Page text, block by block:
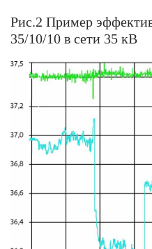
Рис.2 Пример
35/10/10 в сети 35 кВ